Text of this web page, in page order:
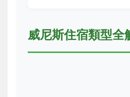
威尼斯住宿類型全